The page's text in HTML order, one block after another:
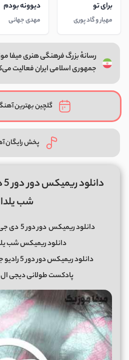
برای تو
مهیار و گاد پوری
دیوونه بودم
مهدی جهانی
رسانهٔ بزرگ فرهنگی هنری میفا
جمهوری اسلامی ایران فعالیت
گلچین بهترین
پخش رایگان
شب یلدا
دانلود ریمیکسدور دور 5 دی
دانلود ریمیکس شب
دانلود ریمیکس دور دور 5 رادیو جوان با لینک مستقیم
پادکست طولانی دیجی ال